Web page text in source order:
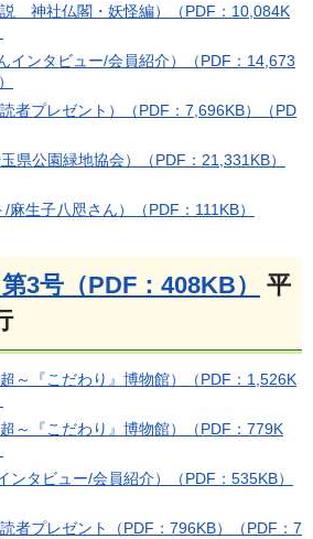
神社仏閣・妖怪編）（PDF：10,084K
インタビュー/会員紹介）（PDF：14,673
者プレゼント）（PDF：7,696KB）
（PD
県公園緑地協会）（PDF：21,331KB）
麻生子八咫さん）（PDF：111KB）
3号（PDF：408KB）
平
～『こだわり』博物館）（PDF：1,526K
～『こだわり』博物館）（PDF：779K
ンタビュー/会員紹介）（PDF：535KB）
者プレゼント（PDF：796KB）
（PDF：7